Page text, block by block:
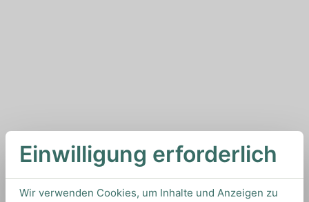
Einwilligung erforderlich
Wir verwenden Cookies, um Inhalte und Anzeigen zu